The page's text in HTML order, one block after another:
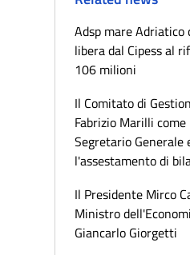
Adsp mare Adriatico
libera dal Cipess al
106 milioni
Il Comitato di
Fabrizio Marilli
Segretario Generale
l'assestamento di
Il Presidente Mirco
Ministro
Giancarlo Giorgetti